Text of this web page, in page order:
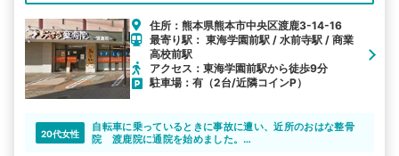
住所：熊本県熊本市中央区渡鹿3-14-16
最寄り駅： 東海学園前駅 / 水前寺駅 / 商業
高校前駅
アクセス：東海学園前駅から徒歩9分
駐車場：有（2台/近隣コインP）
20代女性
自転車に乗っているときに事故に遭い、近所のおはな整骨
院 渡鹿院に通院を始めました。